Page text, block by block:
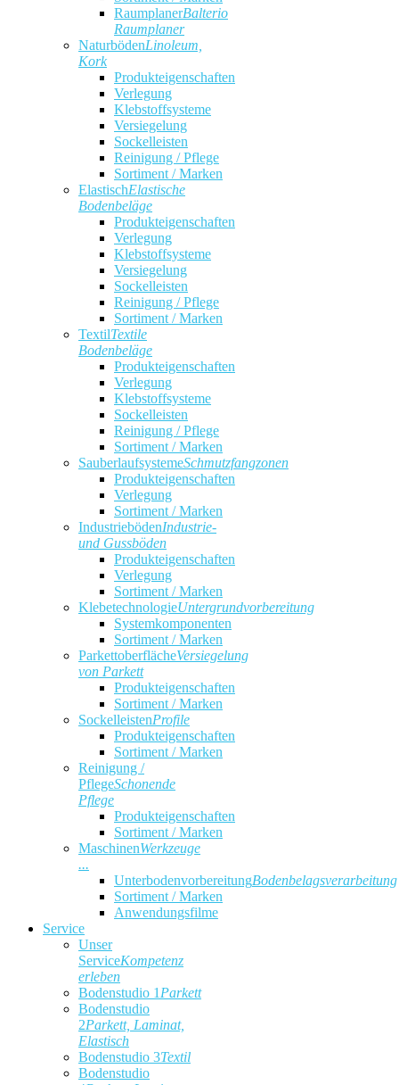
RaumplanerBalterio
Raumplaner
NaturbödenLinoleum,
Kork
Produkteigenschaften
Verlegung
Klebstoffsysteme
Versiegelung
Sockelleisten
Reinigung / Pflege
Sortiment / Marken
ElastischElastische
Bodenbeläge
Produkteigenschaften
Verlegung
Klebstoffsysteme
Versiegelung
Sockelleisten
Reinigung / Pflege
Sortiment / Marken
TextilTextile
Bodenbeläge
Produkteigenschaften
Verlegung
Klebstoffsysteme
Sockelleisten
Reinigung / Pflege
Sortiment / Marken
SauberlaufsystemeSchmutzfangzonen
Produkteigenschaften
Verlegung
Sortiment / Marken
IndustriebödenIndustrie-
und Gussböden
Produkteigenschaften
Verlegung
Sortiment / Marken
KlebetechnologieUntergrundvorbereitung
Systemkomponenten
Sortiment / Marken
ParkettoberflächeVersiegelung
von Parkett
Produkteigenschaften
Sortiment / Marken
SockelleistenProfile
Produkteigenschaften
Sortiment / Marken
Reinigung /
PflegeSchonende
Pflege
Produkteigenschaften
Sortiment / Marken
MaschinenWerkzeuge
...
UnterbodenvorbereitungBodenbelagsverarbeitung
Sortiment / Marken
Anwendungsfilme
Service
Unser
ServiceKompetenz
erleben
Bodenstudio 1 Parkett
Bodenstudio
2Parkett, Laminat,
Elastisch
Bodenstudio 3Textil
Bodenstudio